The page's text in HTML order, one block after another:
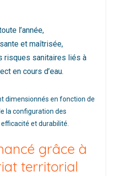
l’année,
et maîtrisée,
risques sanitaires liés à
en cours d’eau.
dimensionnés en fonction de
la configuration des
et durabilité.
grâce à
territorial